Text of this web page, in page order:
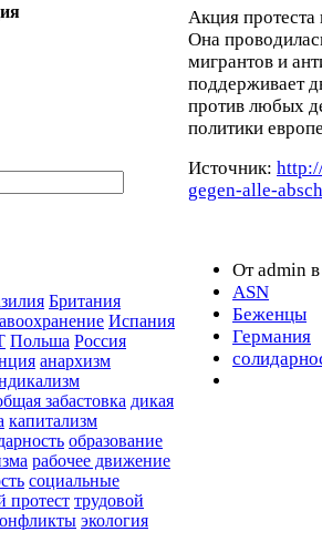
Британия
Испания
Польша Россия
анархизм
забастовка дикая
капитализм
образование
рабочее движение
социальные
протест трудовой
экология
Акция
Она
мигрантов и
поддерживает
против любых
политики
Источник:
gegen-alle-
От admin
ASN
Беженцы
Германия